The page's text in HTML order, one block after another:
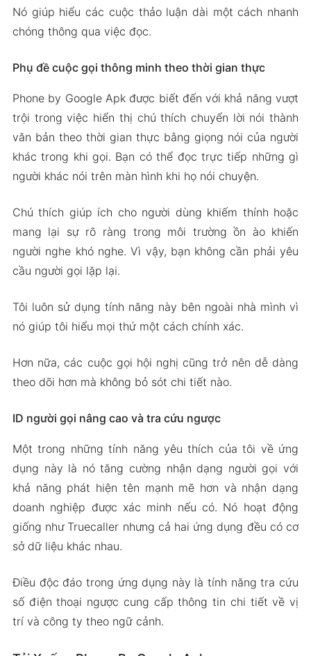
Nó giúp hiểu các cuộc thảo luận dài một cách nhanh
chóng thông qua việc đọc.
Phụ đề cuộc gọi thông minh theo thời gian thực
Phone by Google Apk được biết đến với khả năng vượt
trội trong việc hiển thị chú thích chuyển lời nói thành
văn bản theo thời gian thực bằng giọng nói của người
khác trong khi gọi. Bạn có thể đọc trực tiếp những gì
người khác nói trên màn hình khi họ nói chuyện.
Chú thích giúp ích cho người dùng khiếm thính hoặc
mang lại sự rõ ràng trong môi trường ồn ào khiến
người nghe khó nghe. Vì vậy, bạn không cần phải yêu
cầu người gọi lặp lại.
Tôi luôn sử dụng tính năng này bên ngoài nhà mình vì
nó giúp tôi hiểu mọi thứ một cách chính xác.
Hơn nữa, các cuộc gọi hội nghị cũng trở nên dễ dàng
theo dõi hơn mà không bỏ sót chi tiết nào.
ID người gọi nâng cao và tra cứu ngược
Một trong những tính năng yêu thích của tôi về ứng
dụng này là nó tăng cường nhận dạng người gọi với
khả năng phát hiện tên mạnh mẽ hơn và nhận dạng
doanh nghiệp được xác minh nếu có. Nó hoạt động
giống như Truecaller nhưng cả hai ứng dụng đều có cơ
sở dữ liệu khác nhau.
Điều độc đáo trong ứng dụng này là tính năng tra cứu
số điện thoại ngược cung cấp thông tin chi tiết về vị
trí và công ty theo ngữ cảnh.